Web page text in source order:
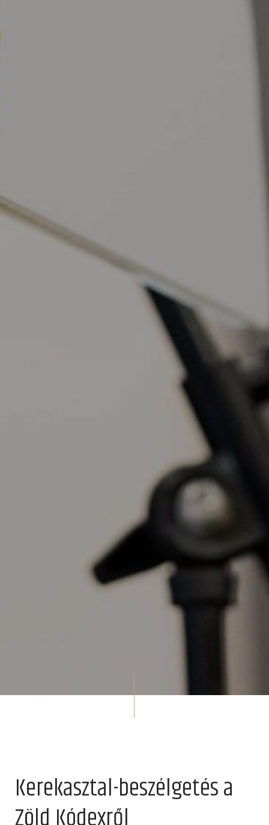
Kerekasztal-beszélgetés a